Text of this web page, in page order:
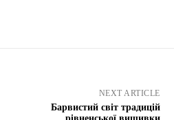
NEXT ARTICLE
Барвистий світ традицій